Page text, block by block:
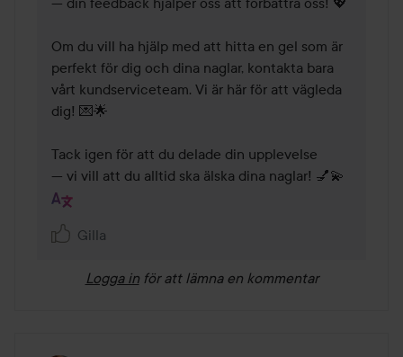
Om du vill ha hjälp med att hitta en gel som är
perfekt för dig och dina naglar, kontakta bara
vårt kundserviceteam. Vi är här för att vägleda
dig! 💌🌟
Tack igen för att du delade din upplevelse
— vi vill att du alltid ska älska dina naglar! 💅💫
Gilla
Logga in för att lämna en kommentar